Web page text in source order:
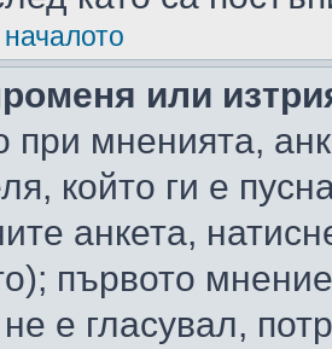
или
мненията,
който ги е
анкета,
първото
е гласувал,